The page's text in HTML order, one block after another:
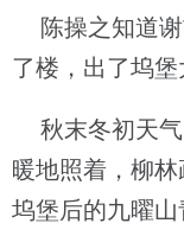
陈操之知道谢
了楼，出了坞堡
秋末冬初天气
暖地照着，柳林
坞堡后的九曜